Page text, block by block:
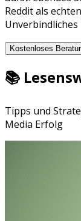
Redditals
Unverbindliches
Kostenloses
📚
Tipps und
Media Erfolg